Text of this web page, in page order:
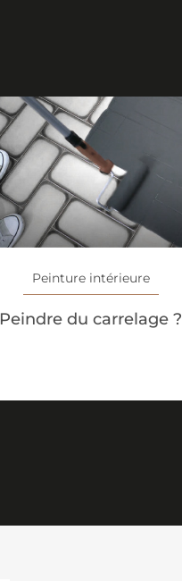
Peinture intérieure
Peindre du carrelage ?